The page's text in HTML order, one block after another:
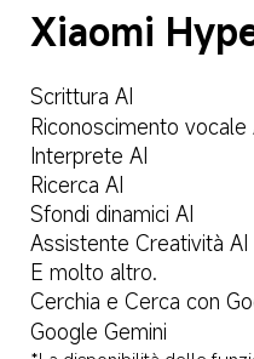
Xiaomi
Scrittura AI
Riconoscimento vocale
Interprete AI
Ricerca AI
Sfondi dinamici AI
Assistente Creatività AI
E molto altro.
Cerchia e Cerca con
Google Gemini